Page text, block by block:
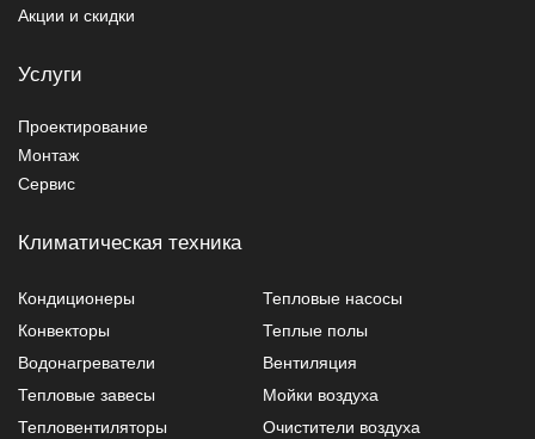
Акции и скидки
Услуги
Проектирование
Монтаж
Сервис
Климатическая техника
Кондиционеры
Тепловые насосы
Конвекторы
Теплые полы
Водонагреватели
Вентиляция
Тепловые завесы
Мойки воздуха
Тепловентиляторы
Очистители воздуха